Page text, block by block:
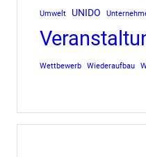
Umwelt UNIDO
Wettbewerb Wiederaufbau